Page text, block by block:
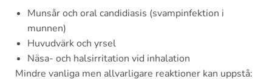
Munsår och oral candidiasis (svampinfektion i
munnen)
Huvudvärk och yrsel
Näsa- och halsirritation vid inhalation
Mindre vanliga men allvarligare reaktioner kan uppstå: